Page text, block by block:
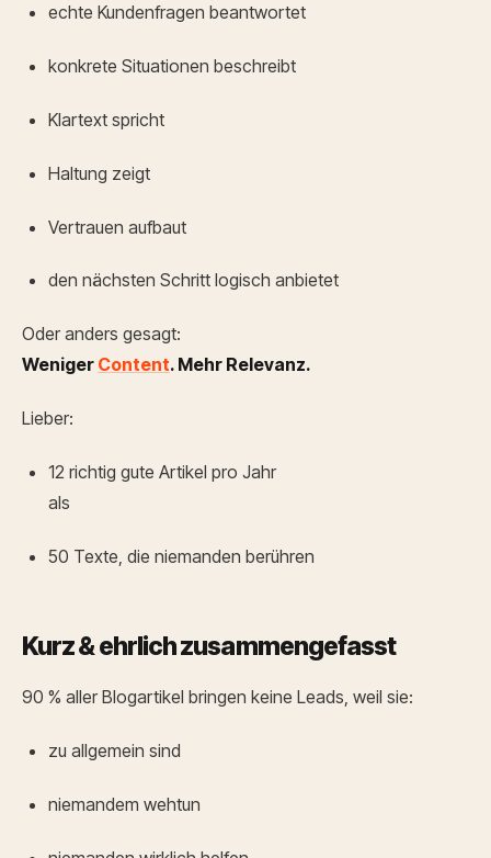
echte Kundenfragen beantwortet
konkrete Situationen beschreibt
Klartext spricht
Haltung zeigt
Vertrauen aufbaut
den nächsten Schritt logisch anbietet
Oder anders gesagt:
Weniger Content. Mehr Relevanz.
Lieber:
12 richtig gute Artikel pro Jahr
als
50 Texte, die niemanden berühren
Kurz & ehrlich zusammengefasst
90 % aller Blogartikel bringen keine Leads, weil sie:
zu allgemein sind
niemandem wehtun